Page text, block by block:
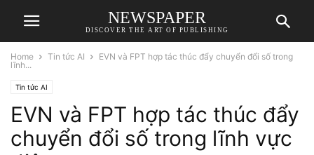
NEWSPAPER
DISCOVER THE ART OF PUBLISHING
Home Tin tức AI
EVN và FPT hợp tác thúc đẩy chuyển đổi số trong
lĩnh...
Tin tức AI
EVN và FPT hợp tác thúc đẩy
chuyển đổi số trong lĩnh vực